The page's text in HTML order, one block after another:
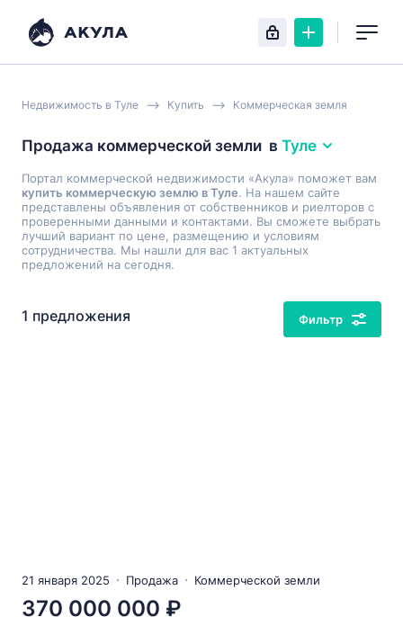
Недвижимость в Туле Купить Коммерческая земля
Продажа коммерческой земли в Туле
Портал коммерческой недвижимости «Акула» поможет вам
купить коммерческую землю в Туле. На нашем сайте
представлены объявления от собственников и риелторов с
проверенными данными и контактами. Вы сможете выбрать
лучший вариант по цене, размещению и условиям
сотрудничества. Мы нашли для вас 1 актуальных
предложений на сегодня.
1 предложения Фильтр
21 января 2025 Продажа Коммерческой земли
370 000 000 ₽